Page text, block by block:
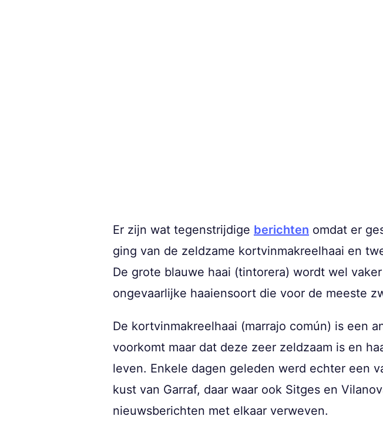
Er zijn wat tegenstrijdige berichten omdat er
ging van de zeldzame kortvinmakreelhaai en
De grote blauwe haai (tintorera) wordt wel
ongevaarlijke haaiensoort die voor de meeste
De kortvinmakreelhaai (marrajo común) is een
voorkomt maar dat deze zeer zeldzaam is en
leven. Enkele dagen geleden werd echter een
kust van Garraf, daar waar ook Sitges en
nieuwsberichten met elkaar verweven.